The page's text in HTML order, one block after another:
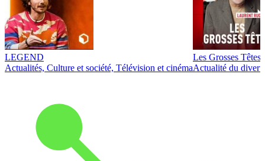
LEGEND
Actualités, Culture et société, Télévision et cinéma
Les Grosses Têtes
Actualité du